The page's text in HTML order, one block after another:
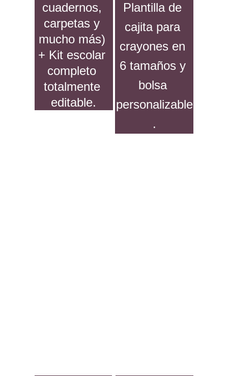
cuadernos,
carpetas y
mucho más)
+ Kit escolar
completo
totalmente
editable.
Plantilla de
cajita para
crayones en
6 tamaños y
bolsa
personalizable
.